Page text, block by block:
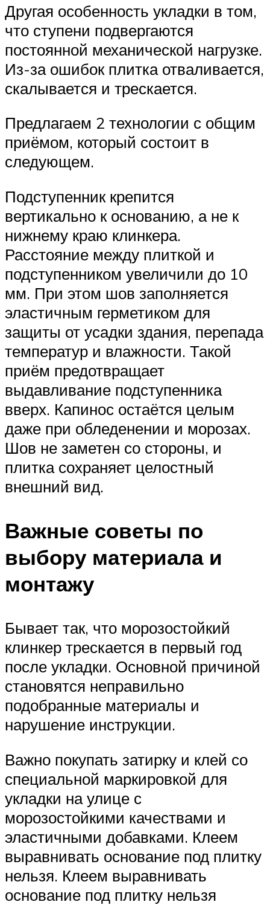
Другая особенность укладки в том,
что ступени подвергаются
постоянной механической нагрузке.
Из-за ошибок плитка отваливается,
скалывается и трескается.
Предлагаем 2 технологии с общим
приёмом, который состоит в
следующем.
Подступенник крепится
вертикально к основанию, а не к
нижнему краю клинкера.
Расстояние между плиткой и
подступенником увеличили до 10
мм. При этом шов заполняется
эластичным герметиком для
защиты от усадки здания, перепада
температур и влажности. Такой
приём предотвращает
выдавливание подступенника
вверх. Капинос остаётся целым
даже при обледенении и морозах.
Шов не заметен со стороны, и
плитка сохраняет целостный
внешний вид.
Важные советы по
выбору материала и
монтажу
Бывает так, что морозостойкий
клинкер трескается в первый год
после укладки. Основной причиной
становятся неправильно
подобранные материалы и
нарушение инструкции.
Важно покупать затирку и клей со
специальной маркировкой для
укладки на улице с
морозостойкими качествами и
эластичными добавками. Клеем
выравнивать основание под плитку
нельзя. Клеем выравнивать
основание под плитку нельзя